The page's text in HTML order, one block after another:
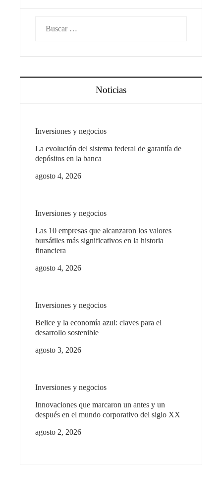
Noticias
Inversiones y negocios
La evolución del sistema federal de garantía de
depósitos en la banca
agosto 4, 2026
Inversiones y negocios
Las 10 empresas que alcanzaron los valores
bursátiles más significativos en la historia
financiera
agosto 4, 2026
Inversiones y negocios
Belice y la economía azul: claves para el
desarrollo sostenible
agosto 3, 2026
Inversiones y negocios
Innovaciones que marcaron un antes y un
después en el mundo corporativo del siglo XX
agosto 2, 2026